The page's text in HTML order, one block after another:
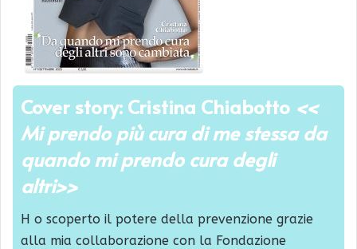
Cover story: Cristina Chiabotto <<
Mi prendo più cura di me stessa da
quando mi prendo cura degli
altri>>
H o scoperto il potere della prevenzione grazie
alla mia collaborazione con la Fondazione